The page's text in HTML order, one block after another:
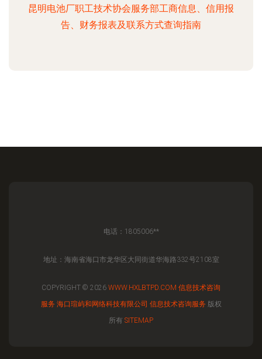
昆明电池厂职工技术协会服务部工商信息、信用报
告、财务报表及联系方式查询指南
电话：1805006**
地址：海南省海口市龙华区大同街道华海路332号2108室
COPYRIGHT © 2026 WWW.HXLBTPD.COM 信息技术咨询
服务 海口瑄屿和网络科技有限公司 信息技术咨询服务 版权
所有 SITEMAP